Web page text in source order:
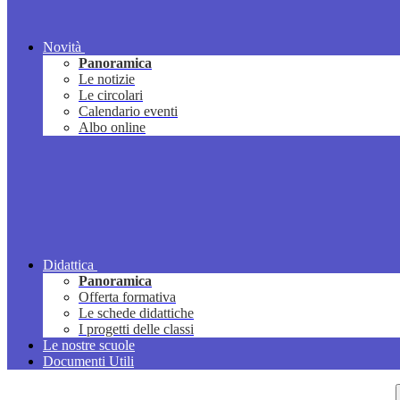
Novità
Panoramica
Le notizie
Le circolari
Calendario eventi
Albo online
Didattica
Panoramica
Offerta formativa
Le schede didattiche
I progetti delle classi
Le nostre scuole
Documenti Utili